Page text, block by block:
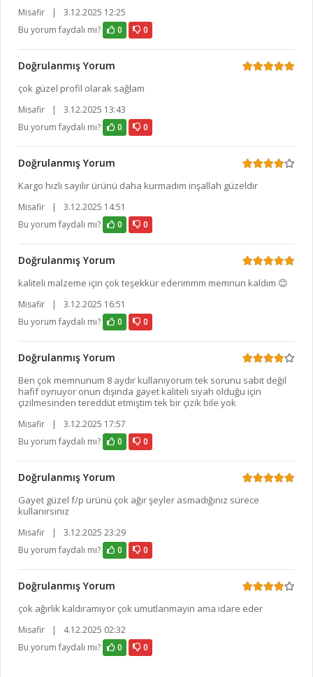
Misafir |
3.12.2025 12:25
Bu yorum faydalı mı?
0 0
Doğrulanmış Yorum
çok güzel profil olarak sağlam
Misafir |
3.12.2025 13:43
Bu yorum faydalı mı?
0 0
Doğrulanmış Yorum
Kargo hızlı sayılır ürünü daha kurmadım inşallah güzeldir
Misafir |
3.12.2025 14:51
Bu yorum faydalı mı?
0 0
Doğrulanmış Yorum
kaliteli malzeme için çok teşekkür ederimmm memnun kaldım 😊
Misafir |
3.12.2025 16:51
Bu yorum faydalı mı?
0 0
Doğrulanmış Yorum
Ben çok memnunum 8 aydır kullanıyorum tek sorunu sabit değil
hafif oynuyor onun dışında gayet kaliteli siyah olduğu için
çizilmesinden tereddüt etmiştim tek bir çizik bile yok
Misafir |
3.12.2025 17:57
Bu yorum faydalı mı?
0 0
Doğrulanmış Yorum
Gayet güzel f/p ürünü çok ağır şeyler asmadığınız sürece
kullanırsınız
Misafir |
3.12.2025 23:29
Bu yorum faydalı mı?
0 0
Doğrulanmış Yorum
çok ağırlık kaldıramıyor çok umutlanmayin ama idare eder
Misafir |
4.12.2025 02:32
Bu yorum faydalı mı?
0 0